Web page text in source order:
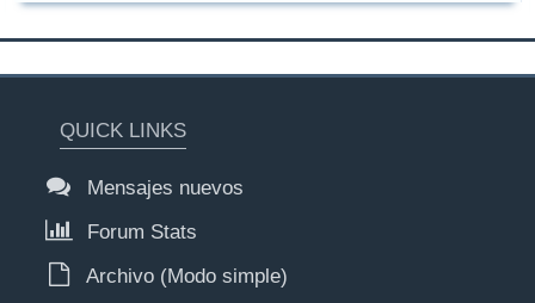
QUICK LINKS
Mensajes nuevos
Forum Stats
Archivo (Modo simple)